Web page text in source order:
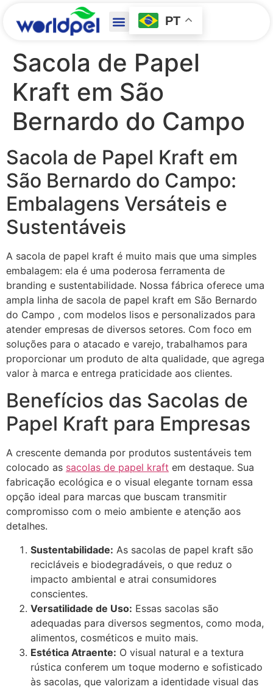
PT
Sacola de Papel
Kraft em São
Bernardo do Campo
Sacola de Papel Kraft em
São Bernardo do Campo:
Embalagens Versáteis e
Sustentáveis
A sacola de papel kraft é muito mais que uma simples
embalagem: ela é uma poderosa ferramenta de
branding e sustentabilidade. Nossa fábrica oferece uma
ampla linha de sacola de papel kraft em São Bernardo
do Campo , com modelos lisos e personalizados para
atender empresas de diversos setores. Com foco em
soluções para o atacado e varejo, trabalhamos para
proporcionar um produto de alta qualidade, que agrega
valor à marca e entrega praticidade aos clientes.
Benefícios das Sacolas de
Papel Kraft para Empresas
A crescente demanda por produtos sustentáveis tem
colocado as sacolas de papel kraft em destaque. Sua
fabricação ecológica e o visual elegante tornam essa
opção ideal para marcas que buscam transmitir
compromisso com o meio ambiente e atenção aos
detalhes.
Sustentabilidade: As sacolas de papel kraft são
recicláveis e biodegradáveis, o que reduz o
impacto ambiental e atrai consumidores
conscientes.
Versatilidade de Uso: Essas sacolas são
adequadas para diversos segmentos, como moda,
alimentos, cosméticos e muito mais.
Estética Atraente: O visual natural e a textura
rústica conferem um toque moderno e sofisticado
às sacolas, que valorizam a identidade visual das